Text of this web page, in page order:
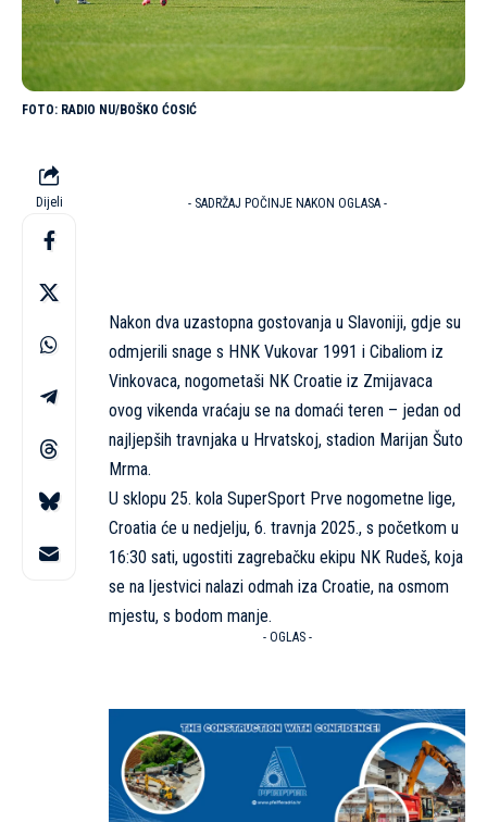
RADIO NU/BOŠKO ĆOSIĆ
Dijeli - SADRŽAJ POČINJE NAKON OGLASA -
Nakon dva uzastopna gostovanja u Slavoniji, gdje su
odmjerili snage s HNK Vukovar 1991 i Cibaliom iz
Vinkovaca, nogometaši NK Croatie iz Zmijavaca
ovog vikenda vraćaju se na domaći teren – jedan od
najljepših travnjaka u Hrvatskoj, stadion Marijan Šuto
Mrma.
U sklopu 25. kola SuperSport Prve nogometne lige,
Croatia će u nedjelju, 6. travnja 2025., s početkom u
16:30 sati, ugostiti zagrebačku ekipu NK Rudeš, koja
se na ljestvici nalazi odmah iza Croatie, na osmom
mjestu, s bodom manje.
- OGLAS -